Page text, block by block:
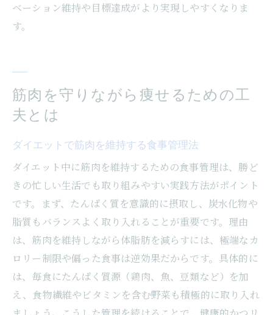
ベーション維持や目標達成がより実現しやすくなりま
す。
筋肉を守りながら痩せるための工
夫とは
ダイエットで筋肉を維持する食事管理法
ダイエット中に筋肉を維持するための食事管理は、勝ど
きの忙しい生活でも取り組みやすい実践方法がポイント
です。まず、たんぱく質を意識的に摂取し、炭水化物や
脂質もバランスよく取り入れることが重要です。理由
は、筋肉を維持しながら体脂肪を減らすには、極端なカ
ロリー制限や偏った食事は逆効果だからです。具体的に
は、毎食にたんぱく質源（鶏肉、魚、豆類など）を加
え、食物繊維やビタミンを含む野菜も積極的に取り入れ